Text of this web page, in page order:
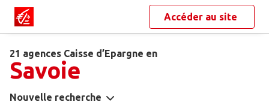
Accéder au site
21 agences Caisse d’Epargne en
Savoie
Nouvelle recherche